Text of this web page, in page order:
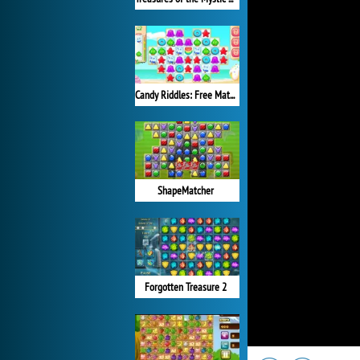
Candy Riddles: Free Match 3 Puzzle
ShapeMatcher
Forgotten Treasure 2